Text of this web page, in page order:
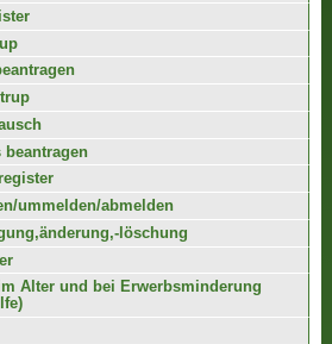
beantragen
ummelden/abmelden
löschung
Alter und bei Erwerbsminderung